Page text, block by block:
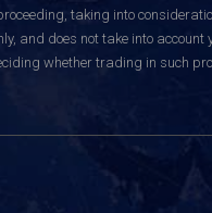
taking into
and does not take into
whether trading in such